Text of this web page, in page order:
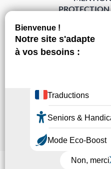
S’abonner
PROTECTION
POLITIQUE DE
© Pechabou 2022 | Tous droits